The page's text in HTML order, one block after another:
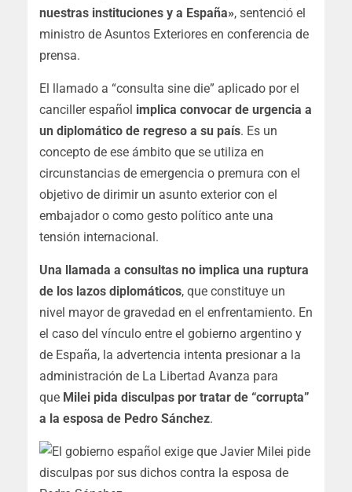
nuestras instituciones y a España», sentenció el
ministro de Asuntos Exteriores en conferencia de
prensa.
El llamado a “consulta sine die” aplicado por el
canciller español implica convocar de urgencia a
un diplomático de regreso a su país. Es un
concepto de ese ámbito que se utiliza en
circunstancias de emergencia o premura con el
objetivo de dirimir un asunto exterior con el
embajador o como gesto político ante una
tensión internacional.
Una llamada a consultas no implica una ruptura
de los lazos diplomáticos, que constituye un
nivel mayor de gravedad en el enfrentamiento. En
el caso del vínculo entre el gobierno argentino y
de España, la advertencia intenta presionar a la
administración de La Libertad Avanza para
que Milei pida disculpas por tratar de “corrupta”
a la esposa de Pedro Sánchez.